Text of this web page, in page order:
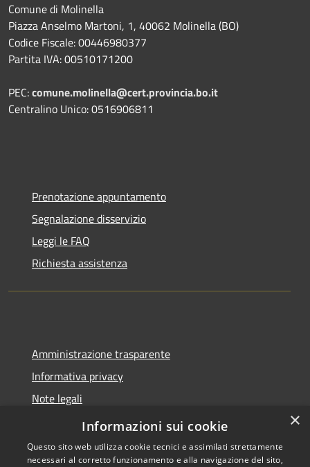
Comune di Molinella
Piazza Anselmo Martoni, 1, 40062 Molinella (BO)
Codice Fiscale: 00446980377
Partita IVA: 00510171200
PEC:comune.molinella@cert.provincia.bo.it
Centralino Unico: 0516906811
Prenotazione appuntamento
Segnalazione disservizio
Leggi le FAQ
Richiesta assistenza
Amministrazione trasparente
Informativa privacy
Note legali
Dichiarazione di accessibilità
×
Informazioni sui cookie
Questo sito web utilizza cookie tecnici e assimilati strettamente
necessari al corretto funzionamento e alla navigazione del sito,